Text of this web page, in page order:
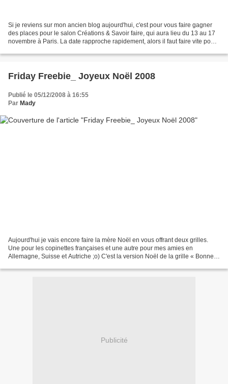
Si je reviens sur mon ancien blog aujourd'hui, c'est pour vous faire gagner
des places pour le salon Créations & Savoir faire, qui aura lieu du 13 au 17
novembre à Paris. La date rapproche rapidement, alors il faut faire vite pour
Friday Freebie_ Joyeux Noël 2008
Publié le 05/12/2008 à 16:55
Par Mady
Aujourd'hui je vais encore faire la mère Noël en vous offrant deux grilles.
Une pour les copinettes françaises et une autre pour mes amies en
Allemagne, Suisse et Autriche ;o) C'est la version Noël de la grille « Bonne
Publicité